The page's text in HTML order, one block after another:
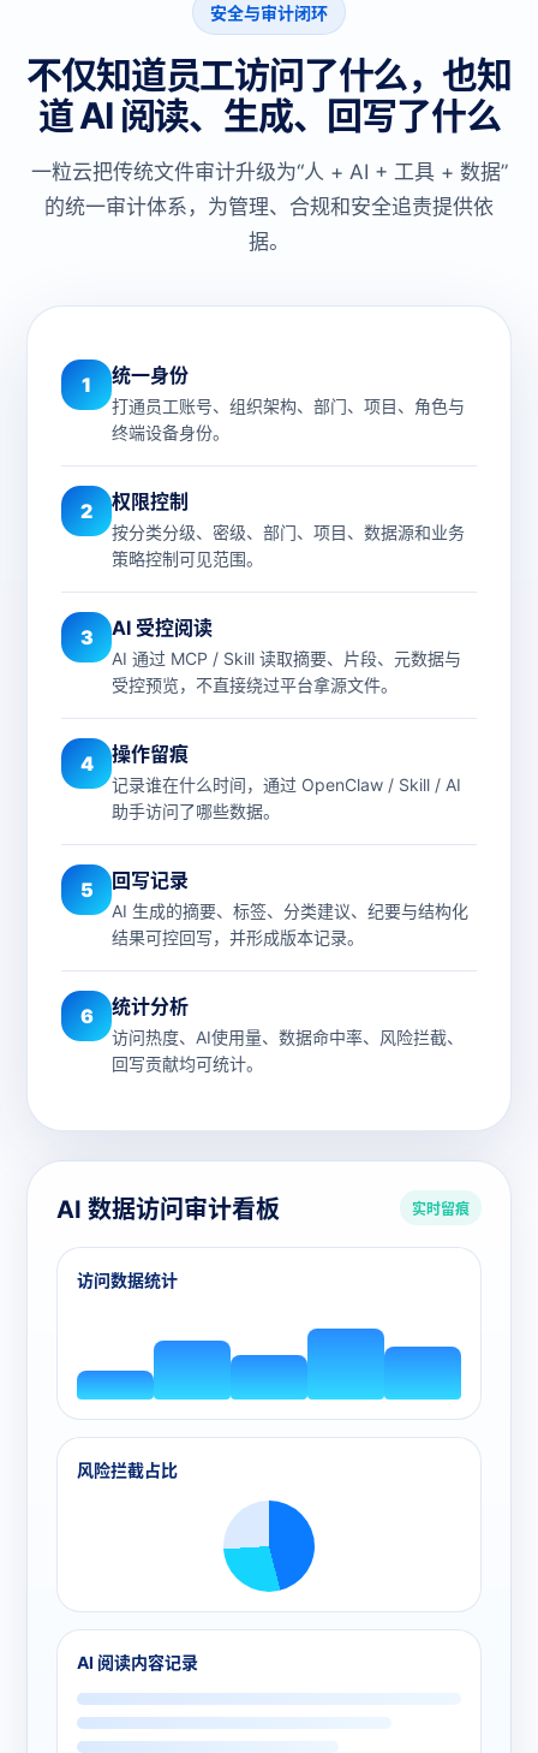
安全与审计闭环
不仅知道员工访问了什么，也知
道 AI 阅读、生成、回写了什么
一粒云把传统文件审计升级为“人 + AI + 工具 + 数据”
的统一审计体系，为管理、合规和安全追责提供依
据。
1 统一身份
打通员工账号、组织架构、部门、项目、角色与
终端设备身份。
2 权限控制
按分类分级、密级、部门、项目、数据源和业务
策略控制可见范围。
3 AI 受控阅读
AI 通过 MCP / Skill 读取摘要、片段、元数据与
受控预览，不直接绕过平台拿源文件。
4 操作留痕
记录谁在什么时间，通过 OpenClaw / Skill / AI
助手访问了哪些数据。
5 回写记录
AI 生成的摘要、标签、分类建议、纪要与结构化
结果可控回写，并形成版本记录。
6 统计分析
访问热度、AI使用量、数据命中率、风险拦截、
回写贡献均可统计。
AI 数据访问审计看板 实时留痕
访问数据统计
风险拦截占比
AI 阅读内容记录